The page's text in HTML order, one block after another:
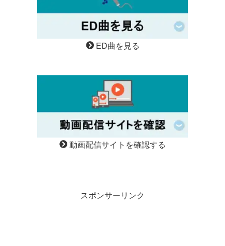
ED曲を見る
動画配信サイトを確認する
スポンサーリンク